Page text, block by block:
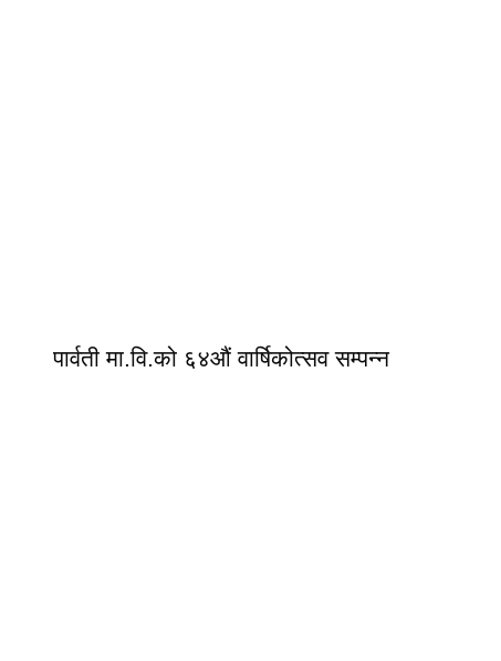
पार्वती मा.वि.को ६४औं वार्षिकोत्सव सम्पन्न